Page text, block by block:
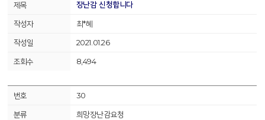
장난감 신청합니다
최*혜
2021.01.26
8,494
30
희망장난감요청